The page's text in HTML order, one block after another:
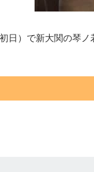
日）で新大関の琴